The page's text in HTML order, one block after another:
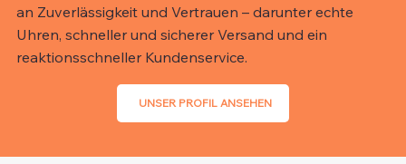
an Zuverlässigkeit und Vertrauen – darunter echte
Uhren, schneller und sicherer Versand und ein
reaktionsschneller Kundenservice.
UNSER PROFIL ANSEHEN